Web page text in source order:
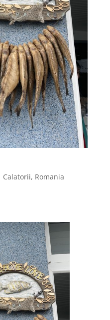
Calatorii, Romania